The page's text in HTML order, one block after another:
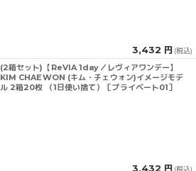
3,432 円 (税込)
(2箱セット)【ReVIA 1day／レヴィアワンデー】
KIM CHAEWON (キム・チェウォン)イメージモデ
ル 2箱20枚 （1日使い捨て）［プライベート01］
3,432 円